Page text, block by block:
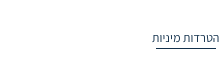
הטרדות מיניות